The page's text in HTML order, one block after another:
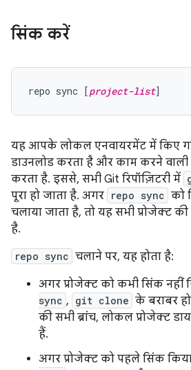
सिंक करें
repo sync [project-list
यह आपके लोकल एनवायरमेंट में किए
डाउनलोड करता है और काम करने
करता है. इससे, सभी Git रिपॉज़िटरी में
पूरा हो जाता है. अगर repo sync को
चलाया जाता है, तो यह सभी प्रोजेक्ट
है.
repo sync चलाने पर, यह होता है:
अगर प्रोजेक्ट को कभी सिंक नहीं
sync , git clone के बराबर
की सभी ब्रांच, लोकल प्रोजेक्ट
हैं.
अगर प्रोजेक्ट को पहले सिंक